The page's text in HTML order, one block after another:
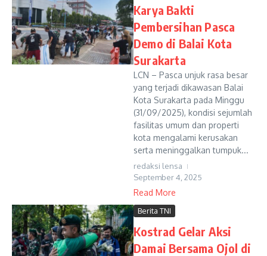
Karya Bakti
Pembersihan Pasca
Demo di Balai Kota
Surakarta
LCN – Pasca unjuk rasa besar
yang terjadi dikawasan Balai
Kota Surakarta pada Minggu
(31/09/2025), kondisi sejumlah
fasilitas umum dan properti
kota mengalami kerusakan
serta meninggalkan tumpuk...
redaksi lensa
September 4, 2025
Read More
Berita TNI
Kostrad Gelar Aksi
Damai Bersama Ojol di